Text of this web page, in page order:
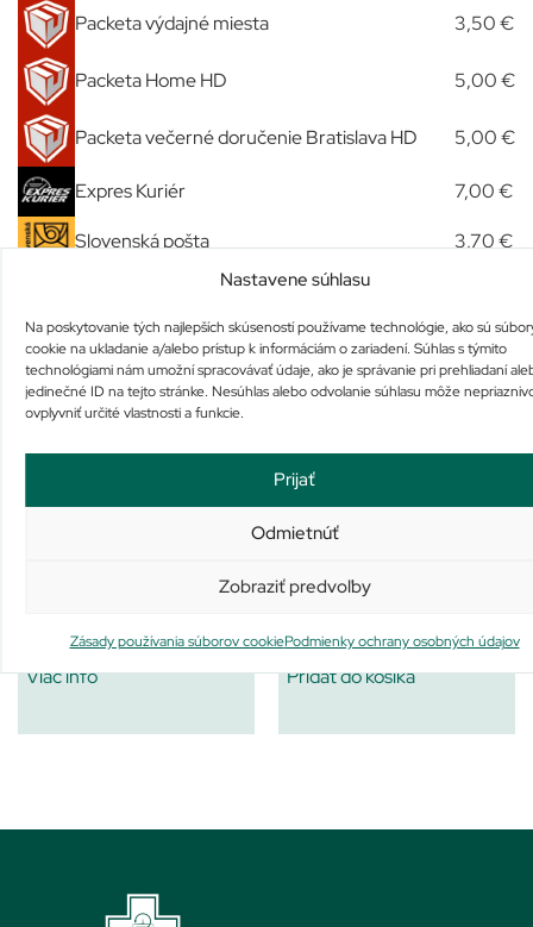
Nastavene súhlasu
Na poskytovanie tých najlepších skúseností používame technológie, ako sú
cookie na ukladanie a/alebo prístup k informáciám o zariadení. Súhlas s týmito
technológiami nám umožní spracovávať údaje, ako je správanie pri prehliadaní
jedinečné ID na tejto stránke. Nesúhlas alebo odvolanie súhlasu môže
ovplyvniť určité vlastnosti a funkcie.
Prijať
Odmietnúť
Zobraziť predvoľby
Zásady používania súborov cookiePodmienky ochrany osobných údajov
Packeta výdajné miesta 3,50 €
Packeta Home HD 5,00 €
Packeta večerné doručenie Bratislava HD 5,00 €
Expres Kuriér 7,00 €
Slovenská pošta
3,70 €
Osobný odber u nás
Podobné produkty
GS Extra Strong Multivitamín
17,21€
Viac info
LIVSANE Šport Aktiv
3,45€
Pridať do košíka